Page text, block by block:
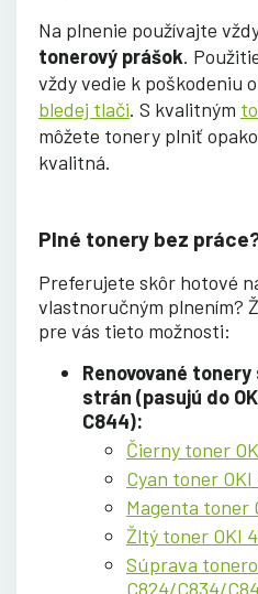
Na plnenie používajte
tonerový prášok.
vždy vedie k poškodeniu
bledej tlači. S kvalitným
môžete tonery plniť
kvalitná.
Plné tonery bez
Preferujete skôr hotové
vlastnoručným plnením?
pre vás tieto možnosti:
Renovované
strán (pasujú do
C844):
Čierny toner
Cyan toner OKI
Magenta toner
Žltý toner OKI
Súprava
C824/C834/